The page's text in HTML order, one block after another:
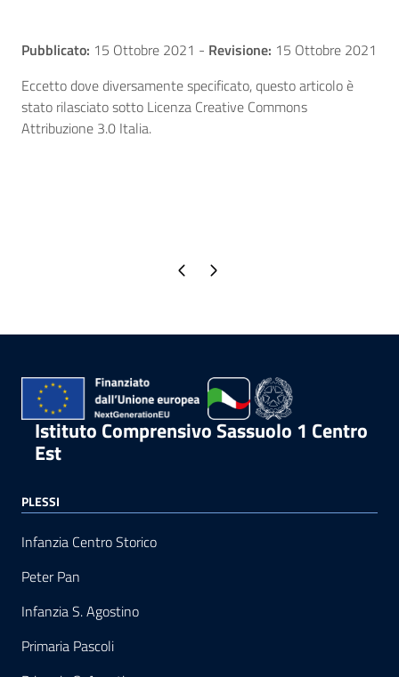
Pubblicato: 15 Ottobre 2021 - Revisione: 15 Ottobre 2021
Eccetto dove diversamente specificato, questo articolo è
stato rilasciato sotto Licenza Creative Commons
Attribuzione 3.0 Italia.
Pagina precedente
Pagina successiva
Istituto Comprensivo Sassuolo 1 Centro
Est
PLESSI
Infanzia Centro Storico
Peter Pan
Infanzia S. Agostino
Primaria Pascoli